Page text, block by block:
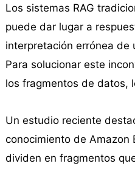
Los sistemas RAG
puede dar lugar a
interpretación errónea
Para solucionar este
los fragmentos de datos,
Un estudio reciente
conocimiento de Amazon
dividen en fragmentos